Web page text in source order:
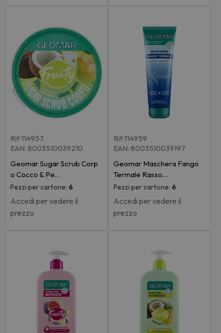
Rif:114957
EAN: 8003510039210
Geomar Sugar Scrub Corp
o Cocco & Pe…
Pezzi per cartone: 6
Accedi per vedere il
prezzo
Rif:114959
EAN: 8003510039197
Geomar Maschera Fango
Termale Rasso…
Pezzi per cartone: 6
Accedi per vedere il
prezzo